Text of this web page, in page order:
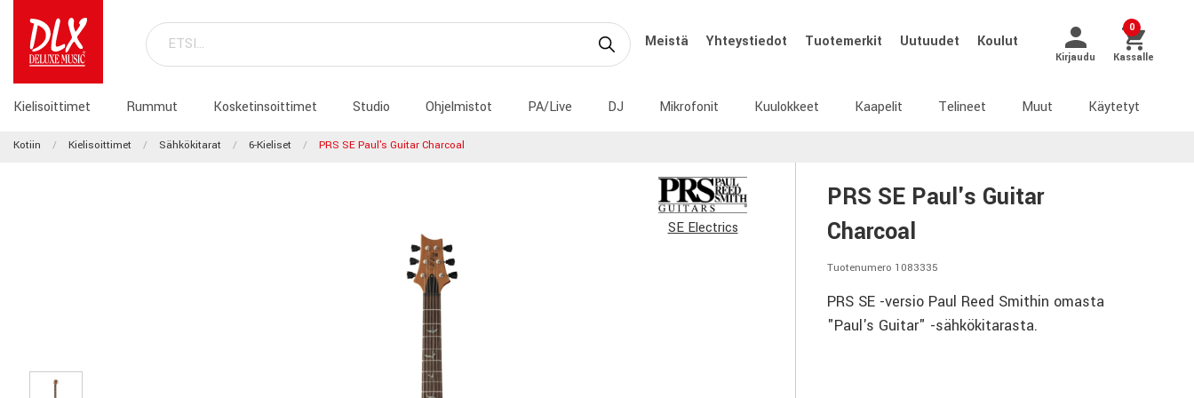
Meistä Yhteystiedot Tuotemerkit Uutuudet Koulut
Kirjaudu
0
Kassalle
Kielisoittimet Rummut Kosketinsoittimet Studio Ohjelmistot PA/Live DJ Mikrofonit Kuulokkeet Kaapelit Telineet Muut Käytetyt
Kotiin Kielisoittimet Sähkökitarat 6-Kieliset PRS SE Paul's Guitar Charcoal
SE Electrics
PRS SE Paul's Guitar
Charcoal
Tuotenumero 1083335
PRS SE -versio Paul Reed Smithin omasta
"Paul's Guitar" -sähkökitarasta.